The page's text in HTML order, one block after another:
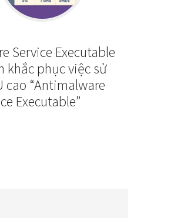
Service Executable
khắc phục việc sử
cao “Antimalware
Executable”